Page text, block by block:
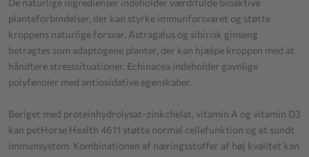
planteforbindelser, der kan styrke immunforsvaret og støtte
kroppens naturlige forsvar. Astragalus og sibirisk ginseng
betragtes som adaptogene planter, der kan hjælpe kroppen med at
håndtere stresssituationer. Echinacea indeholder gavnlige
polyfenoler med antioxidative egenskaber.
Beriget med proteinhydrolysat-zinkchelat, vitamin A og vitamin D3
kan petHorse Health 4611 støtte normal cellefunktion og et sundt
immunsystem. Kombinationen af næringsstoffer af høj kvalitet kan